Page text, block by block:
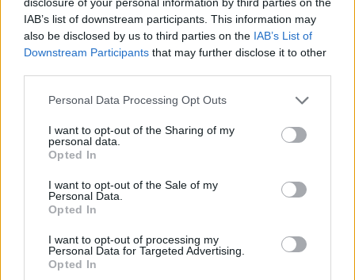
IAB’s list of downstream participants. This information may
also be disclosed by us to third parties on the IAB’s List of
Downstream Participants that may further disclose it to other
Personal Data Processing Opt Outs
I want to opt-out of the Sharing of my
personal data.
Opted In
I want to opt-out of the Sale of my
Personal Data.
Opted In
I want to opt-out of processing my
Personal Data for Targeted Advertising.
Opted In
Pustite da djeluje – ni traga mirisu. Želite li dodatno
poboljšati učinak, a posebno otopiti naslage, tada odvod
isperite običnim octom.
Otopite 2 tablete u vrućoj vodi u perilici posuđa i ulijte u
bočicu s raspršivačem.
za čišćenje pločica ili umivaonika.